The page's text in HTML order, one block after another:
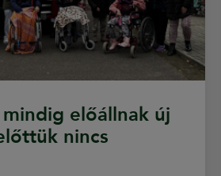
előállnak új
nincs